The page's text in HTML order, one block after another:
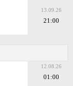
13.09.26
21:00
12.08.26
01:00